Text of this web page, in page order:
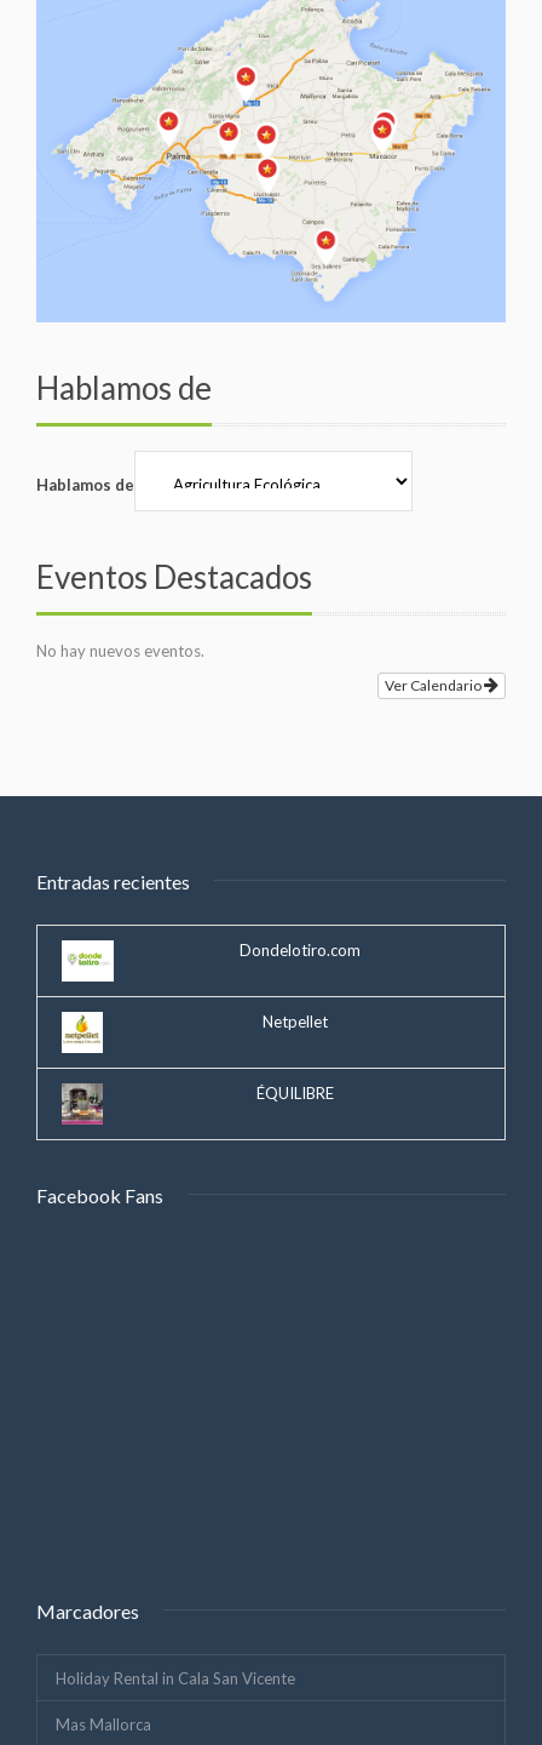
Hablamos de
Hablamos de
Eventos Destacados
No hay nuevos eventos.
Ver Calendario
Entradas recientes
Dondelotiro.com
Netpellet
ÉQUILIBRE
Facebook Fans
Marcadores
Holiday Rental in Cala San Vicente
Mas Mallorca